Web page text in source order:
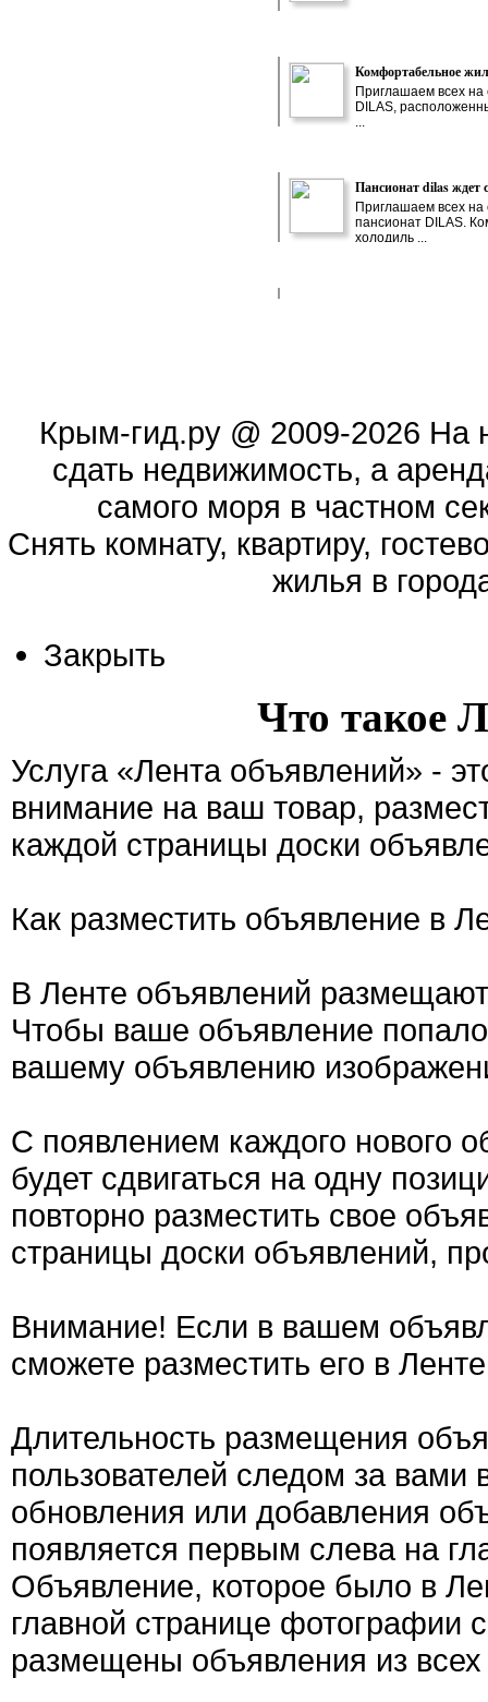
Комфортабельное
Приглашаем всех
DILAS,
...
Пансионат dilas ждет
Приглашаем всех
пансионат DILAS.
холодиль ...
Крым-гид.ру@ 2009-2026 На
сдать недвижимость, а
самого моря в частном
Cнять комнату, квартиру,
жилья в
Закрыть
Что такое
Услуга «Лента объявлений» -
внимание на ваш товар,
каждой страницы доски
Как разместить объявление в
В Ленте объявлений
Чтобы ваше объявление
вашему объявлению
С появлением каждого нового
будет сдвигаться на одну
повторно разместить свое
страницы доски объявлений,
Внимание! Если в вашем
сможете разместить его в
Длительность размещения
пользователей следом за вами
обновления или добавления
появляется первым слева на
Объявление, которое было в
главной странице фотографии
размещены объявления из всех